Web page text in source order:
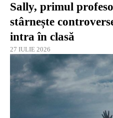
Sally, primul
stârnește
intra în clasă
27 IULIE 2026